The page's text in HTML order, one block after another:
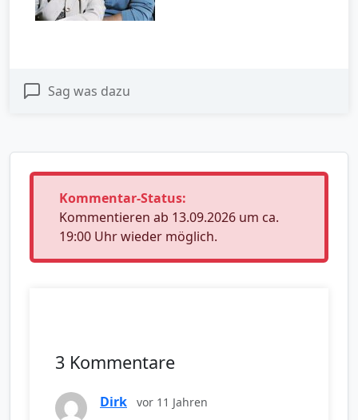
Sag was dazu
Kommentar-Status:
Kommentieren ab 13.09.2026 um ca.
19:00 Uhr wieder möglich.
3 Kommentare
Dirk vor 11 Jahren